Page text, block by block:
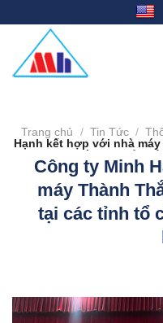
dung
Trang chủ / Tin Tức /
Hạnh kết hợp với nhà
các tỉnh tổ
Công ty Minh
máy Thành
tại các tỉnh tổ